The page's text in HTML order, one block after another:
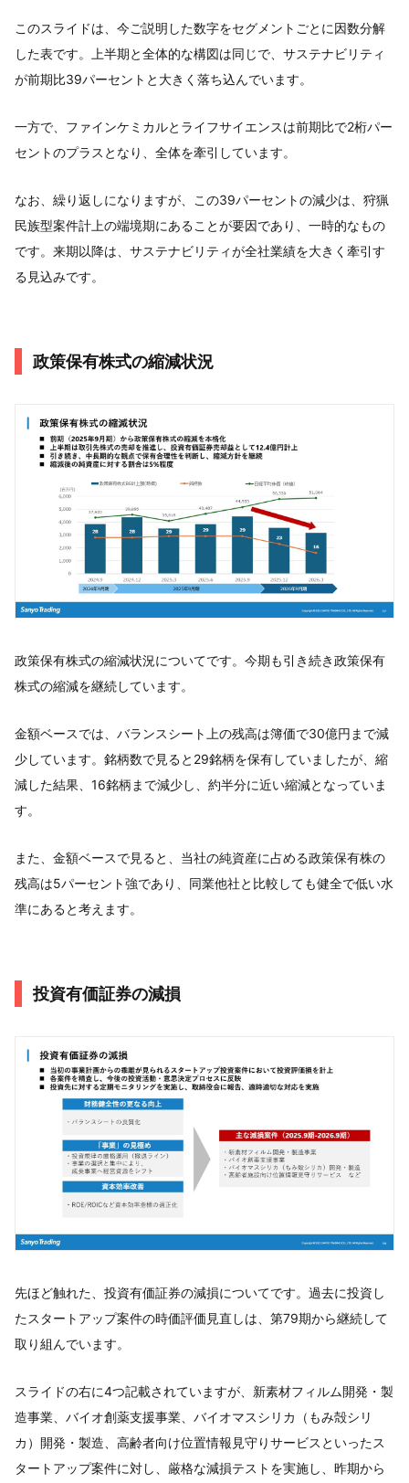
このスライドは、今ご説明した数字をセグメントごとに因数分解
した表です。上半期と全体的な構図は同じで、サステナビリティ
が前期比39パーセントと大きく落ち込んでいます。
一方で、ファインケミカルとライフサイエンスは前期比で2桁パー
セントのプラスとなり、全体を牽引しています。
なお、繰り返しになりますが、この39パーセントの減少は、狩猟
民族型案件計上の端境期にあることが要因であり、一時的なもの
です。来期以降は、サステナビリティが全社業績を大きく牽引す
る見込みです。
政策保有株式の縮減状況
政策保有株式の縮減状況についてです。今期も引き続き政策保有
株式の縮減を継続しています。
金額ベースでは、バランスシート上の残高は簿価で30億円まで減
少しています。銘柄数で見ると29銘柄を保有していましたが、縮
減した結果、16銘柄まで減少し、約半分に近い縮減となっていま
す。
また、金額ベースで見ると、当社の純資産に占める政策保有株の
残高は5パーセント強であり、同業他社と比較しても健全で低い水
準にあると考えます。
投資有価証券の減損
先ほど触れた、投資有価証券の減損についてです。過去に投資し
たスタートアップ案件の時価評価見直しは、第79期から継続して
取り組んでいます。
スライドの右に4つ記載されていますが、新素材フィルム開発・製
造事業、バイオ創薬支援事業、バイオマスシリカ（もみ殻シリ
カ）開発・製造、高齢者向け位置情報見守りサービスといったス
タートアップ案件に対し、厳格な減損テストを実施し、昨期から